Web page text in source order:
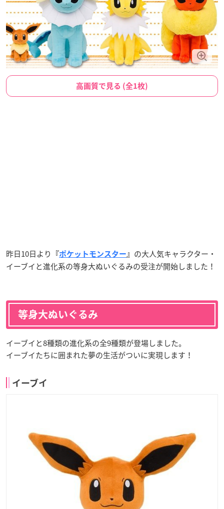
高画質で見る (全1枚)
昨日10日より 『ポケットモンスター 』 の大人気キャラクター・
イーブイと進化系の等身大ぬいぐるみの受注が開始しました！
等身大ぬいぐるみ
イーブイと8種類の進化系の全9種類が登場しました。
イーブイたちに囲まれた夢の生活がついに実現します！
イーブイ